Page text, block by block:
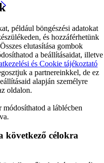
például böngészési adatokat
és hozzáférhetünk
elutasítása gombok
a beállításaidat, illetve
és Cookie tájékoztató
a partnereinkkel, de ez
alapján személyre
oldalon.
a láblécben
következő célokra